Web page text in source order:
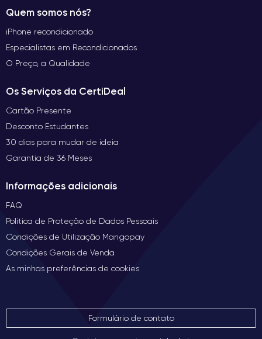
Quem somos nós?
iPhone recondicionado
Especialistas em Recondicionados
O Preço, a Qualidade
Os Serviços da CertiDeal
Cartão Presente
Desconto Estudantes
30 dias para mudar de ideia
Garantia de 36 Meses
Informações adicionais
FAQ
Política de Proteção de Dados Pessoais
Condições de Utilização Mangopay
Condições Gerais de Venda
As minhas preferências de cookies
Formulário de contato